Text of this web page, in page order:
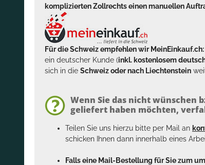
komplizierten Zollrechts einen manuellen
Für die Schweiz empfehlen wir MeinEinkauf.ch:
ein deutscher Kunde (inkl. kostenlosem
sich in die Schweiz oder nach Liechtenstein
Wenn Sie das nicht wünschen
geliefert haben möchten,
Teilen Sie uns hierzu bitte per Mail an
schicken Ihnen dann innerhalb eines
Falls eine Mail-Bestellung für Sie zum